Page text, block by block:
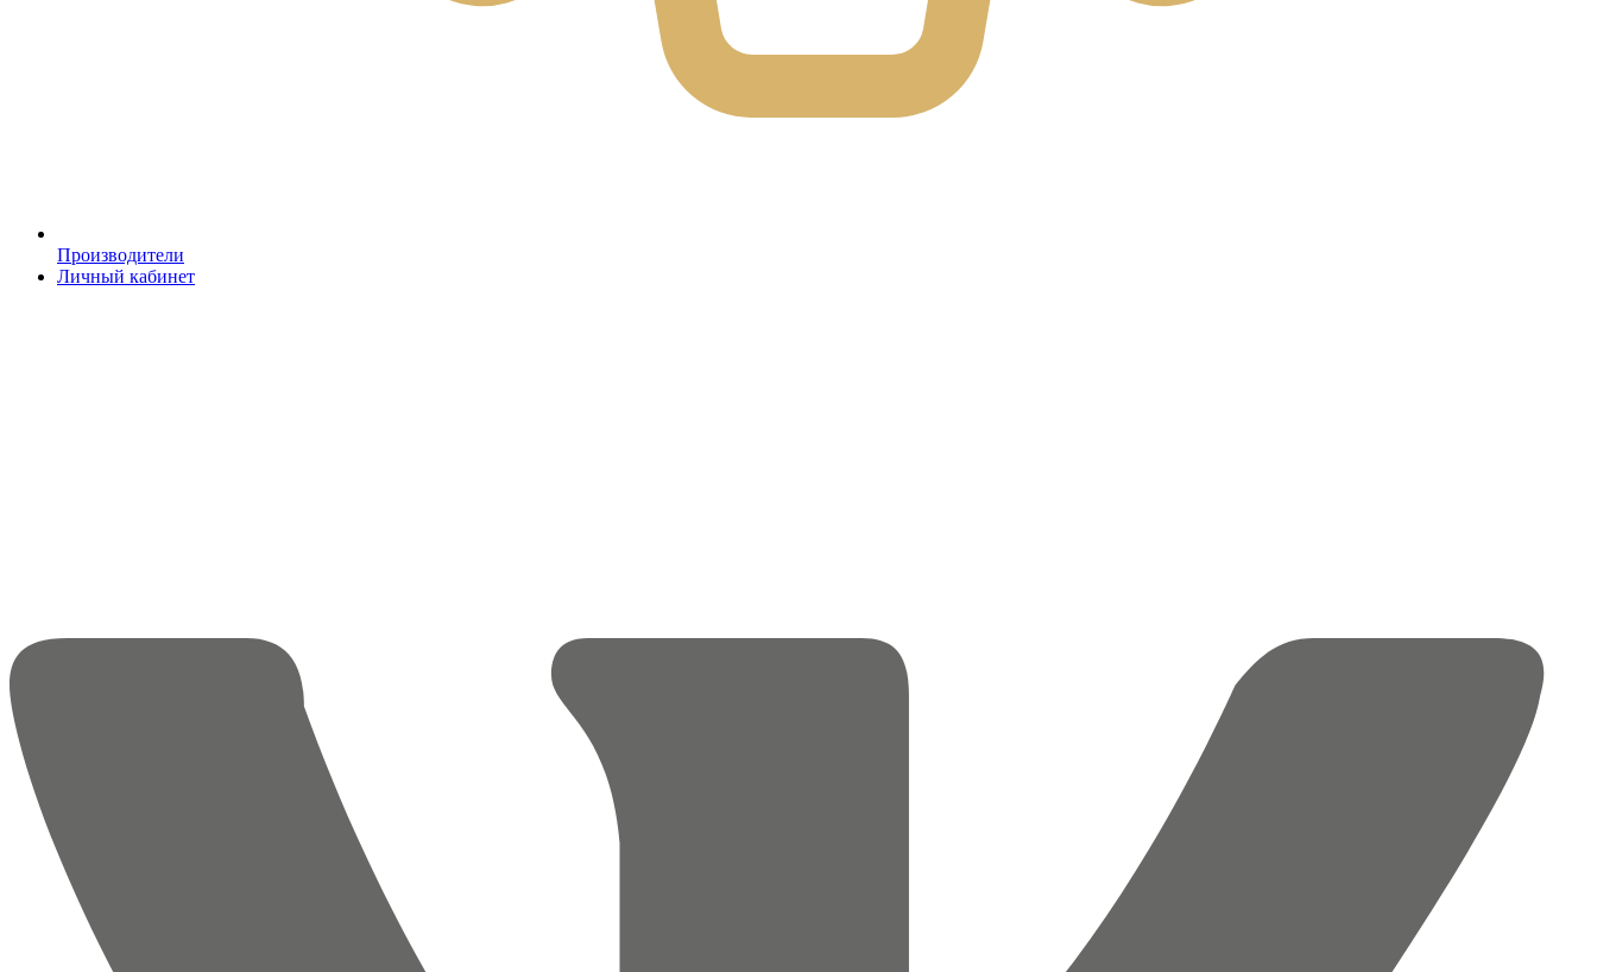
Производители
Личный кабинет